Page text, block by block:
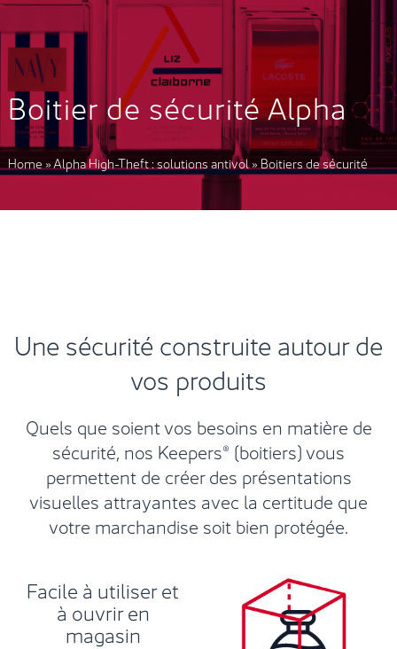
Boitier de sécurité Alpha
Home »Alpha High-Theft : solutions antivol» Boitiers de sécurité
Une sécurité construite autour de
vos produits
Quels que soient vos besoins en matière de
sécurité, nos Keepers® (boitiers) vous
permettent de créer des présentations
visuelles attrayantes avec la certitude que
votre marchandise soit bien protégée.
Facile à utiliser et
à ouvrir en
magasin